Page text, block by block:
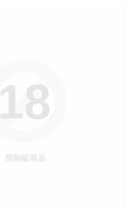
限制級商品
18